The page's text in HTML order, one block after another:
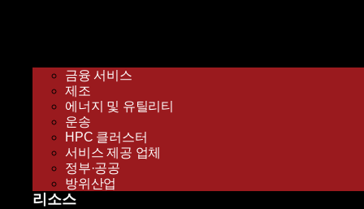
금융 서비스
제조
에너지 및 유틸리티
운송
HPC 클러스터
서비스 제공 업체
정부·공공
방위산업
리소스